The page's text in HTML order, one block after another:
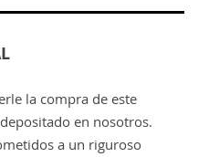
la compra de este
en nosotros.
a un riguroso